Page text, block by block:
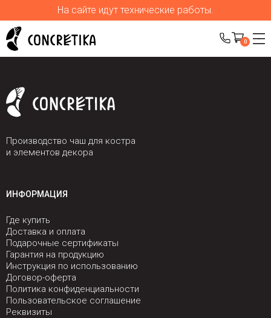
На сайте идут технические работы.
0
Производство чаш для костра
и элементов декора
ИНФОРМАЦИЯ
Где купить
Доставка и оплата
Подарочные сертификаты
Гарантия на продукцию
Инструкция по использованию
Договор-оферта
Политика конфиденциальности
Пользовательское соглашение
Реквизиты